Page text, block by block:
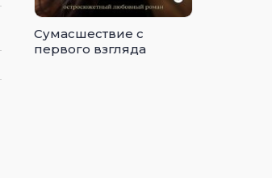
Сумасшествие с
первого взгляда